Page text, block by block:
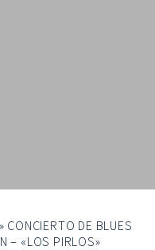
» CONCIERTO DE BLUES
– «LOS PIRLOS»